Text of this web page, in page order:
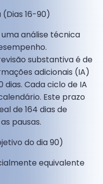
(Dias 16-90)
análise técnica
substantiva é de
adicionais (IA)
Cada ciclo de IA
Este prazo
de 164 dias de
pausas.
do dia 90)
equivalente